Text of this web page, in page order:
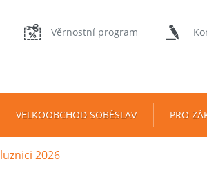
Věrnostní program
VELKOOBCHOD SOBĚSLAV PRO
2026